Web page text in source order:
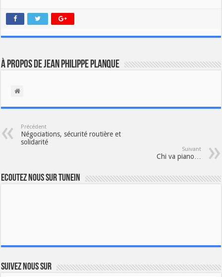
À propos de Jean Philippe Planque
Précédent
Négociations, sécurité routière et
solidarité
Suivant
Chi va piano…
Ecoutez nous sur TuneIn
Suivez nous sur